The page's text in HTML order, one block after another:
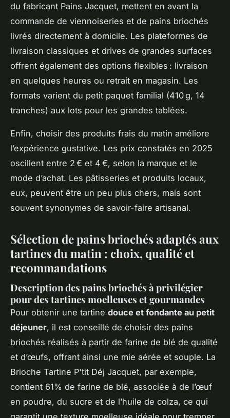
du fabricant Pains Jacquet, mettent en avant la
commande de viennoiseries et de pains briochés
livrés directement à domicile. Les plateformes de
livraison classiques et drives de grandes surfaces
offrent également des options flexibles : livraison
en quelques heures ou retrait en magasin. Les
formats varient du petit paquet familial (410 g, 14
tranches) aux lots pour les grandes tablées.
Enfin, choisir des produits frais du matin améliore
l’expérience gustative. Les prix constatés en 2025
oscillent entre 2 € et 4 €, selon la marque et le
mode d’achat. Les pâtisseries et produits locaux,
eux, peuvent être un peu plus chers, mais sont
souvent synonymes de savoir-faire artisanal.
Sélection de pains briochés adaptés aux
tartines du matin : choix, qualité et
recommandations
Description des pains briochés à privilégier
pour des tartines moelleuses et gourmandes
Pour obtenir une tartine douce et fondante au petit
déjeuner, il est conseillé de choisir des pains
briochés réalisés à partir de farine de blé de qualité
et d’œufs, offrant ainsi une mie aérée et souple. La
Brioche Tartine P'tit Déj Jacquet, par exemple,
contient 61% de farine de blé, associée à de l’œuf
en poudre, du sucre et de l’huile de colza, ce qui